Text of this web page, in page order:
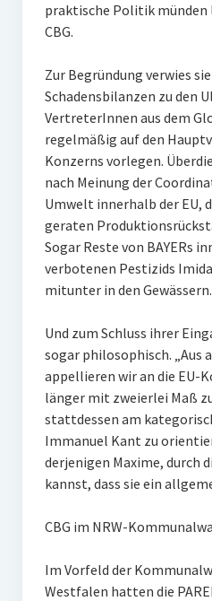
praktische Politik münden
CBG.
Zur Begründung verwies
Schadensbilanzen zu den
VertreterInnen aus dem
regelmäßig auf den
Konzerns vorlegen.
nach Meinung der
Umwelt innerhalb der EU,
geraten
Sogar Reste von BAYERs
verbotenen Pestizids
mitunter in den Gewässern.
Und zum Schluss ihrer
sogar philosophisch. „Aus
appellieren wir an die EU-
länger mit zweierlei Maß
stattdessen am
Immanuel Kant zu
derjenigen Maxime, durch
kannst, dass sie ein
CBG im NRW-
Im Vorfeld der
Westfalen hatten die